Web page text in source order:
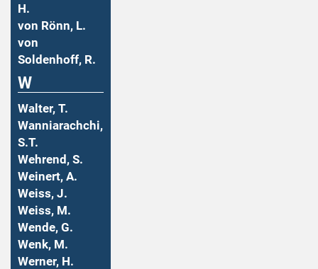
H.
von Rönn, L.
von
Soldenhoff, R.
W
Walter, T.
Wanniarachchi,
S.T.
Wehrend, S.
Weinert, A.
Weiss, J.
Weiss, M.
Wende, G.
Wenk, M.
Werner, H.